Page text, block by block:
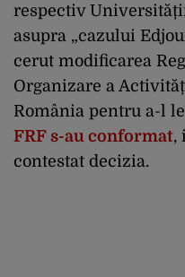
respectiv
asupra „cazului
cerut modificarea
Organizare a
România pentru a-l
FRF s-au conformat,
contestat decizia.